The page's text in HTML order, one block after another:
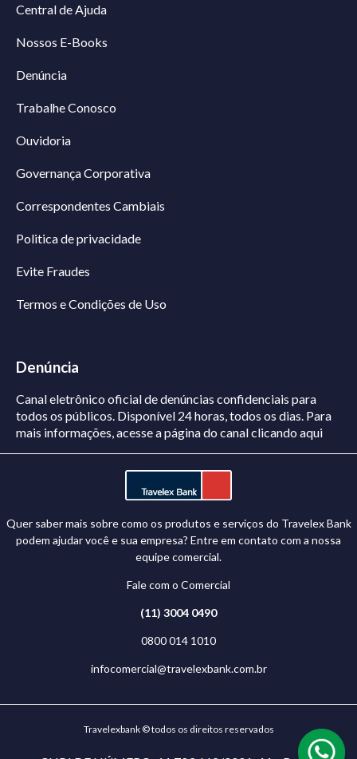
Central de Ajuda
Nossos E-Books
Denúncia
Trabalhe Conosco
Ouvidoria
Governança Corporativa
Correspondentes Cambiais
Politica de privacidade
Evite Fraudes
Termos e Condições de Uso
Denúncia
Canal eletrônico oficial de denúncias confidenciais para
todos os públicos. Disponível 24 horas, todos os dias. Para
mais informações, acesse a página do canalclicando aqui
Quer saber mais sobre como os produtos e serviços do Travelex Bank
podem ajudar você e sua empresa? Entre em contato com a nossa
equipe comercial.
Fale com o Comercial
(11) 3004 0490
0800 014 1010
infocomercial@travelexbank.com.br
Travelexbank © todos os direitos reservados